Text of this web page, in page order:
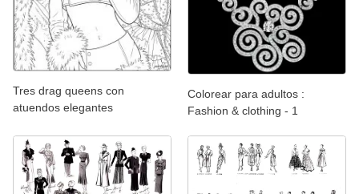
Tres drag queens con
atuendos elegantes
Colorear para adultos :
Fashion & clothing - 1